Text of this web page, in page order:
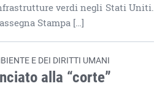
verdi negli Stati Uniti.
Stampa […]
E DEI DIRITTI UMANI
alla “corte”